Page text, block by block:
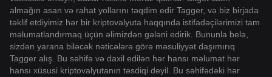
almağın asan və rahat yollarını təqdim edir Tagger, və biz birjada
təklif etdiyimiz hər bir kriptovalyuta haqqında istifadəçilərimizi tam
məlumatlandırmaq üçün əlimizdən gələni edirik. Bununla belə,
sizdən yarana biləcək nəticələrə görə məsuliyyət daşımırıq
Tagger alış. Bu səhifə və daxil edilən hər hansı məlumat hər
hansı xüsusi kriptovalyutanın təsdiqi deyil. Bu səhifədəki hər